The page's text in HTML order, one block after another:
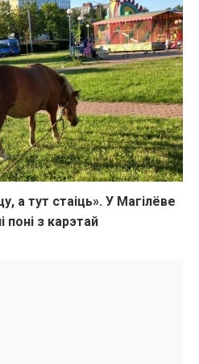
а тут стаіць». У Магілёве
з карэтай